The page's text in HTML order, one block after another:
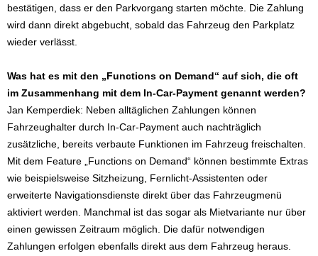
bestätigen, dass er den Parkvorgang starten möchte. Die Zahlung
wird dann direkt abgebucht, sobald das Fahrzeug den Parkplatz
wieder verlässt.
Was hat es mit den „Functions on Demand“ auf sich, die oft
im Zusammenhang mit dem In-Car-Payment genannt werden?
Jan Kemperdiek: Neben alltäglichen Zahlungen können
Fahrzeughalter durch In-Car-Payment auch nachträglich
zusätzliche, bereits verbaute Funktionen im Fahrzeug freischalten.
Mit dem Feature „Functions on Demand“ können bestimmte Extras
wie beispielsweise Sitzheizung, Fernlicht-Assistenten oder
erweiterte Navigationsdienste direkt über das Fahrzeugmenü
aktiviert werden. Manchmal ist das sogar als Mietvariante nur über
einen gewissen Zeitraum möglich. Die dafür notwendigen
Zahlungen erfolgen ebenfalls direkt aus dem Fahrzeug heraus.